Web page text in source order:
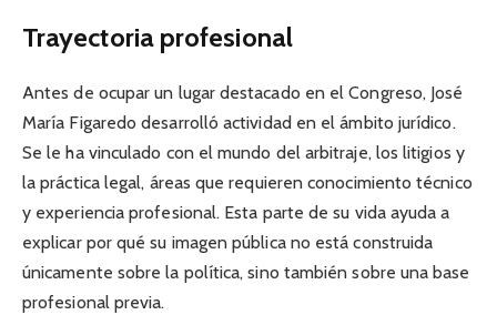
Trayectoria profesional
Antes de ocupar un lugar destacado en el Congreso, José
María Figaredo desarrolló actividad en el ámbito jurídico.
Se le ha vinculado con el mundo del arbitraje, los litigios y
la práctica legal, áreas que requieren conocimiento técnico
y experiencia profesional. Esta parte de su vida ayuda a
explicar por qué su imagen pública no está construida
únicamente sobre la política, sino también sobre una base
profesional previa.